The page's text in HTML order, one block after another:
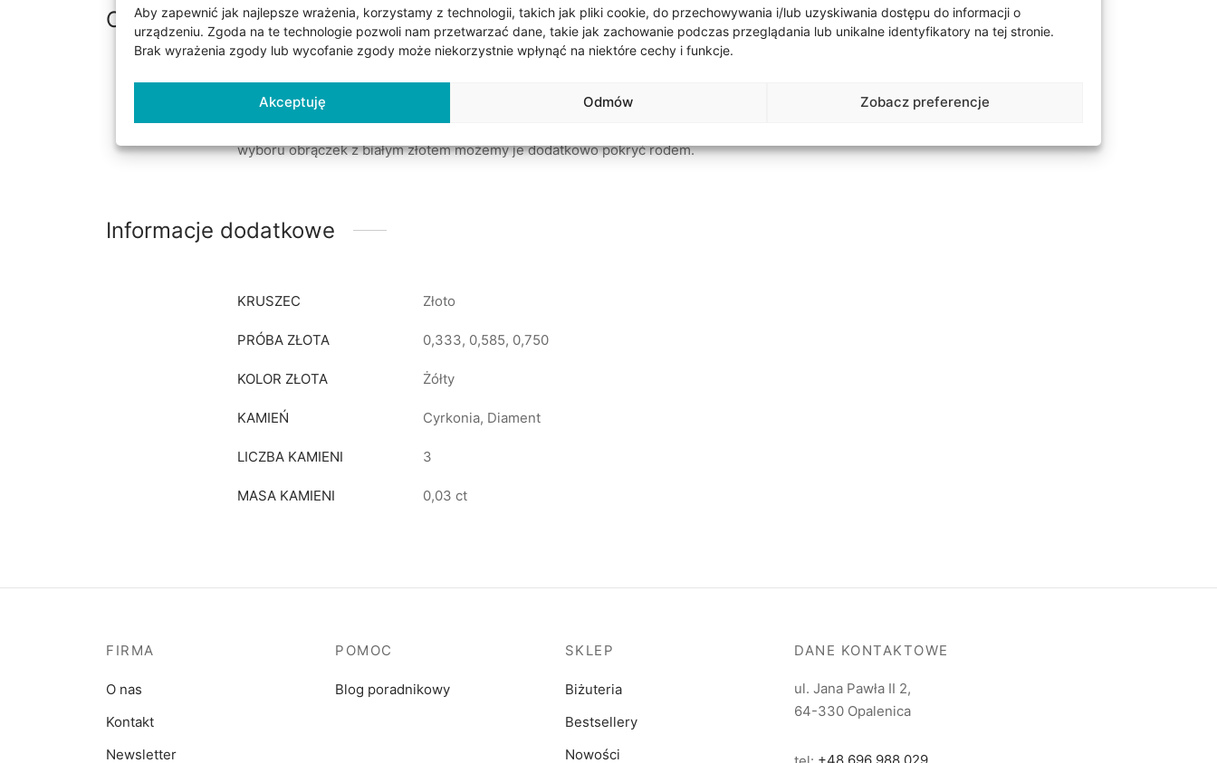
Aby zapewnić jak najlepsze wrażenia, korzystamy z technologii, takich jak pliki cookie, do przechowywania i/lub uzyskiwania dostępu do informacji o
urządzeniu. Zgoda na te technologie pozwoli nam przetwarzać dane, takie jak zachowanie podczas przeglądania lub unikalne identyfikatory na tej stronie.
Brak wyrażenia zgody lub wycofanie zgody może niekorzystnie wpłynąć na niektóre cechy i funkcje.
Akceptuję Odmów Zobacz preferencje
Opis
Obrączki wykonane z żółtego złota. Obrączki mają 4,5 mm szerokości i 1,2 mm wysokości. Możliwość zmiany koloru
złota, szerokości i wysokości obrączek. Obrączki mogą być wykonane w trzech próbach złota: 0,333 (8k), 0,585
(14k) i 0,750 (18k). Obrączka damska z kamieniami. Do wyboru diamenty, cyrkonie lub brak kamieni. W przypadku
wyboru obrączek z białym złotem możemy je dodatkowo pokryć rodem.
Informacje dodatkowe
KRUSZEC Złoto
PRÓBA ZŁOTA 0,333, 0,585, 0,750
KOLOR ZŁOTA Żółty
KAMIEŃ Cyrkonia, Diament
LICZBA KAMIENI 3
MASA KAMIENI 0,03 ct
DANE KONTAKTOWE
ul. Jana Pawła II 2,
64-330 Opalenica
POMOC
Blog poradnikowy
SKLEP
Biżuteria
Bestsellery
Nowości
FIRMA
O nas
Kontakt
Newsletter